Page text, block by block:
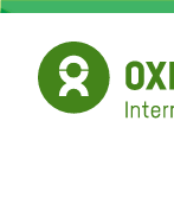
Aller
contenu
principal